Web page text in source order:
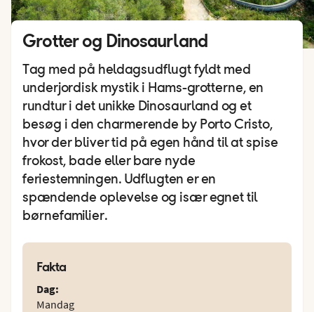
Grotter og Dinosaurland
Tag med på heldagsudflugt fyldt med
underjordisk mystik i Hams-grotterne, en
rundtur i det unikke Dinosaurland og et
besøg i den charmerende by Porto Cristo,
hvor der bliver tid på egen hånd til at spise
frokost, bade eller bare nyde
feriestemningen. Udflugten er en
spændende oplevelse og især egnet til
børnefamilier.
Fakta
Dag:
Mandag